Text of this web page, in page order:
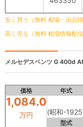
安く買う（無料 相場・出品情
高く売る（無料 相場情報配信
メルセデスベンツ G 400d
価格 年式
1,084.0
万円 (昭和-
型式